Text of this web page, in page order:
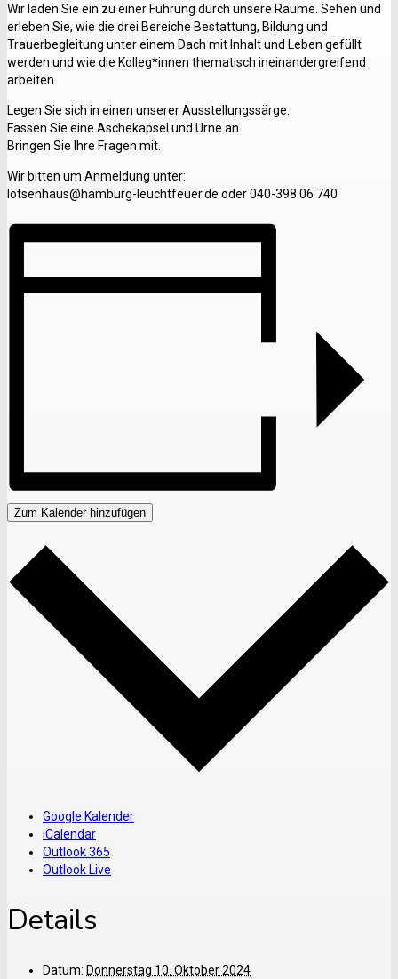
Wir laden Sie ein zu einer Führung durch unsere Räume. Sehen und
erleben Sie, wie die drei Bereiche Bestattung, Bildung und
Trauerbegleitung unter einem Dach mit Inhalt und Leben gefüllt
werden und wie die Kolleg*innen thematisch ineinandergreifend
arbeiten.
Legen Sie sich in einen unserer Ausstellungssärge.
Fassen Sie eine Aschekapsel und Urne an.
Bringen Sie Ihre Fragen mit.
Wir bitten um Anmeldung unter:
lotsenhaus@hamburg-leuchtfeuer.de oder 040-398 06 740
Zum Kalender hinzufügen
Google Kalender
iCalendar
Outlook 365
Outlook Live
Details
Datum: Donnerstag 10. Oktober 2024